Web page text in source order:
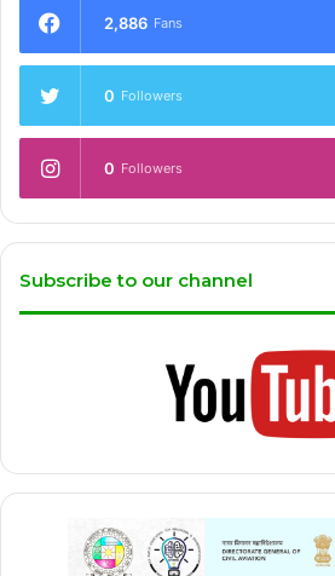
2,886 Fans
0 Followers
0 Followers
Subscribe to our channel